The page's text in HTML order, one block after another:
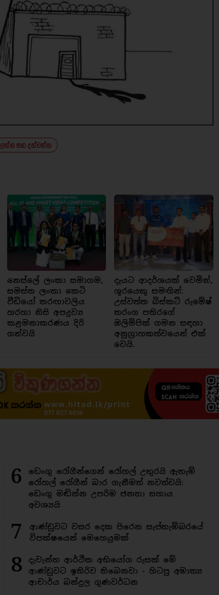
සහ දක්වන්න
නෙස්ලේ ලංකා සමාගම,
සමස්ත ලංකා කෙටි
වීඩියෝ තරඟාවලිය
හරහා නිසි අපද්‍රව්‍ය
කළමනාකරණය දිරි
ගන්වයි
දැයට ආදර්ශයක් වෙමින්,
ශූරයෙකු සමඟින්:
උස්වත්ත බිස්කට් රුමේෂ්
තරංග පතිරගේ
ඔලිම්පික් ගමන සඳහා
අනුග්‍රාහකත්වයෙන් එක්
වෙයි.
6
ඩෙංගු රෝගීන්ගෙන් රෝහල් උතුරයි ඇතැම්
රෝහල් රෝගීන් බාර ගැනීමත් නවත්වයි:
ඩෙංගු මඬින්න උපරිම ජනතා සහාය
අවශ්‍යයි
7
ආණ්ඩුවට වසර දෙක පිරෙන සැප්තැම්බරයේ
විපක්ෂයෙන් මෙහෙයුමක්
8
දැවැන්ත ආර්ථික අභියෝග රුසක් මේ
ආණ්ඩුවට ඉතිරිව තිබෙනවා - හිටපු අමාත්‍ය
ආචාර්ය බන්දුල ගුණවර්ධන